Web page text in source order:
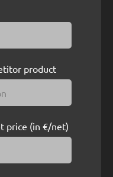
product
price (in €/net)